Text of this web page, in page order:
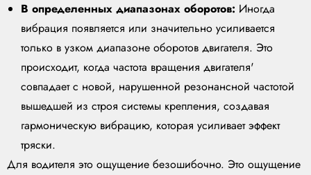
В определенных диапазонах оборотов: Иногда
вибрация появляется или значительно усиливается
только в узком диапазоне оборотов двигателя. Это
происходит, когда частота вращения двигателя'
совпадает с новой, нарушенной резонансной частотой
вышедшей из строя системы крепления, создавая
гармоническую вибрацию, которая усиливает эффект
тряски.
Для водителя это ощущение безошибочно. Это ощущение